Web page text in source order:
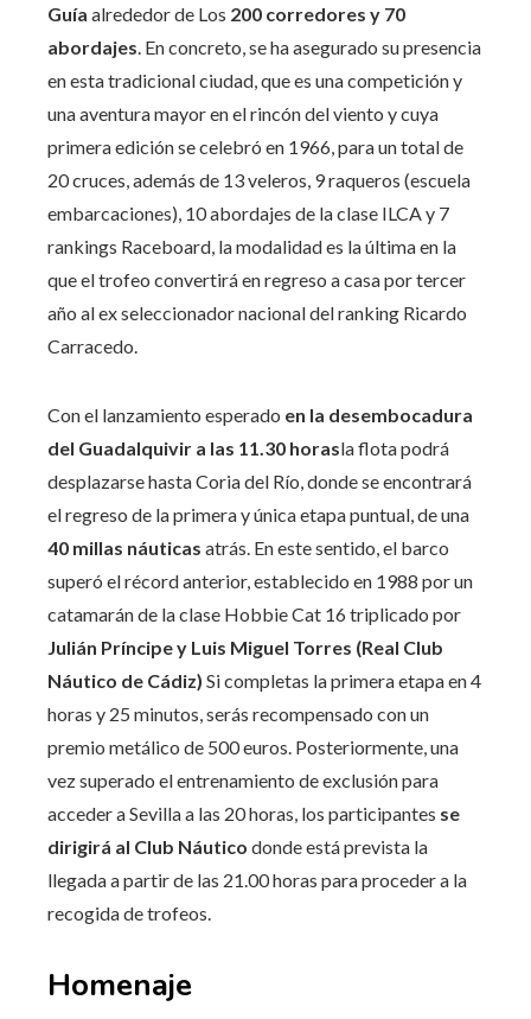
Guía alrededor de Los 200 corredores y 70
abordajes. En concreto, se ha asegurado su presencia
en esta tradicional ciudad, que es una competición y
una aventura mayor en el rincón del viento y cuya
primera edición se celebró en 1966, para un total de
20 cruces, además de 13 veleros, 9 raqueros (escuela
embarcaciones), 10 abordajes de la clase ILCA y 7
rankings Raceboard, la modalidad es la última en la
que el trofeo convertirá en regreso a casa por tercer
año al ex seleccionador nacional del ranking Ricardo
Carracedo.
Con el lanzamiento esperado en la desembocadura
del Guadalquivir a las 11.30 horasla flota podrá
desplazarse hasta Coria del Río, donde se encontrará
el regreso de la primera y única etapa puntual, de una
40 millas náuticas atrás. En este sentido, el barco
superó el récord anterior, establecido en 1988 por un
catamarán de la clase Hobbie Cat 16 triplicado por
Julián Príncipe y Luis Miguel Torres (Real Club
Náutico de Cádiz) Si completas la primera etapa en 4
horas y 25 minutos, serás recompensado con un
premio metálico de 500 euros. Posteriormente, una
vez superado el entrenamiento de exclusión para
acceder a Sevilla a las 20 horas, los participantes se
dirigirá al Club Náutico donde está prevista la
llegada a partir de las 21.00 horas para proceder a la
recogida de trofeos.
Homenaje